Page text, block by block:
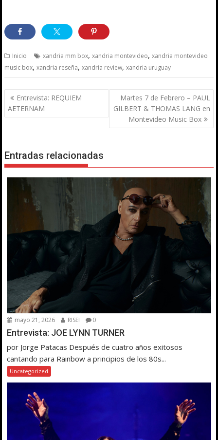
Inicio xandria mm box,xandria montevideo,xandria montevideo
music box,xandria reseña,xandria review,xandria uruguay
Navegación
de
entradas
Entrevista: REQUIEM
AETERNAM
Martes 7 de Febrero – PAUL
GILBERT & THOMAS LANG en
Montevideo Music Box
Entradas relacionadas
mayo 21, 2026 RISE! 0
Entrevista: JOE LYNN TURNER
por Jorge Patacas Después de cuatro años exitosos
cantando para Rainbow a principios de los 80s...
Uncategorized